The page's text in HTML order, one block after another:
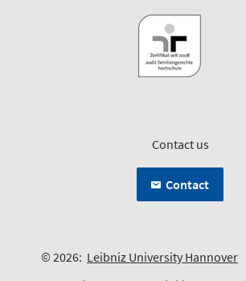
Contact us
Contact
© 2026: Leibniz University Hannover